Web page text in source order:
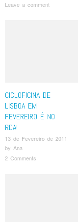
Leave a comment
CICLOFICINA DE
LISBOA EM
FEVEREIRO É NO
RDA!
13 de Fevereiro de 2011
by Ana
2 Comments